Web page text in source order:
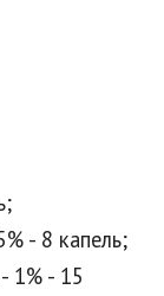
- 8 капель;
1% - 15